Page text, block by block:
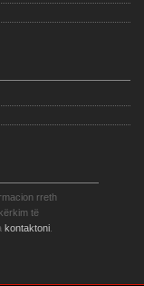
rreth
të
kontaktoni